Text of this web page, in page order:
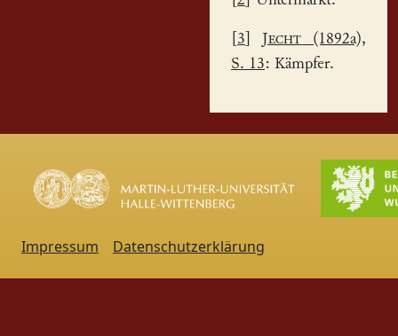
3 Jecht (1892a),
S. 13: Kämpfer.
Impressum Datenschutzerklärung